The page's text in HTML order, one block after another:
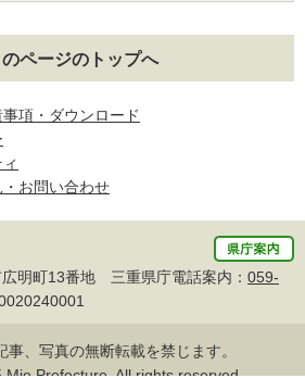
のページのトップへ
項・ダウンロード
お問い合わせ
明町13番地 三重県庁電話案内： 059-
事、写真の無断転載を禁じます。